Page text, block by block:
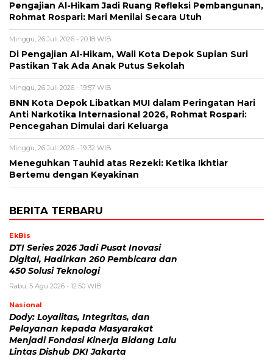
Pengajian Al-Hikam Jadi Ruang Refleksi Pembangunan,
Rohmat Rospari: Mari Menilai Secara Utuh
Minggu, 26 Juli 2026 - 20:18 WIB
Di Pengajian Al-Hikam, Wali Kota Depok Supian Suri
Pastikan Tak Ada Anak Putus Sekolah
Minggu, 26 Juli 2026 - 19:57 WIB
BNN Kota Depok Libatkan MUI dalam Peringatan Hari
Anti Narkotika Internasional 2026, Rohmat Rospari:
Pencegahan Dimulai dari Keluarga
Minggu, 26 Juli 2026 - 19:32 WIB
Meneguhkan Tauhid atas Rezeki: Ketika Ikhtiar
Bertemu dengan Keyakinan
BERITA TERBARU
EkBis
DTI Series 2026 Jadi Pusat Inovasi
Digital, Hadirkan 260 Pembicara dan
450 Solusi Teknologi
Rabu, 5 Agu 2026 - 12:50 WIB
Nasional
Dody: Loyalitas, Integritas, dan
Pelayanan kepada Masyarakat
Menjadi Fondasi Kinerja Bidang Lalu
Lintas Dishub DKI Jakarta